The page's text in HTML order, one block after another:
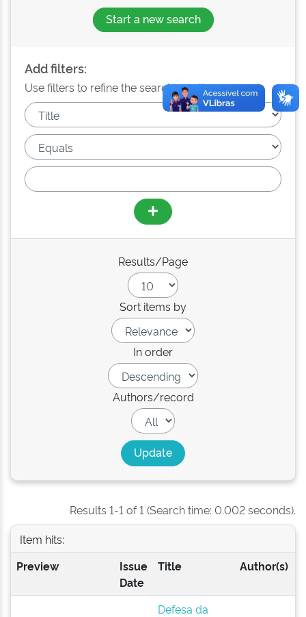
Start a new search
Add filters:
Use filters to refine the search results.
Results/Page
Sort items by
In order
Authors/record
Results 1-1 of 1 (Search time: 0.002 seconds).
Item hits:
Preview
Issue
Date
Title Author(s)
Defesa da